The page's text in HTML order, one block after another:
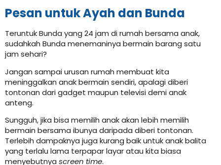
Pesan untuk Ayah dan Bunda
Teruntuk Bunda yang 24 jam di rumah bersama anak,
sudahkah Bunda menemaninya bermain barang satu
jam sehari?
Jangan sampai urusan rumah membuat kita
meninggalkan anak bermain sendiri, apalagi diberi
tontonan dari gadget maupun televisi demi anak
anteng.
Sungguh, jika bisa memilih anak akan lebih memilih
bermain bersama ibunya daripada diberi tontonan.
Terlebih dampaknya juga kurang baik untuk anak balita
yang terlalu lama terpapar layar atau kita biasa
menyebutnya screen time.